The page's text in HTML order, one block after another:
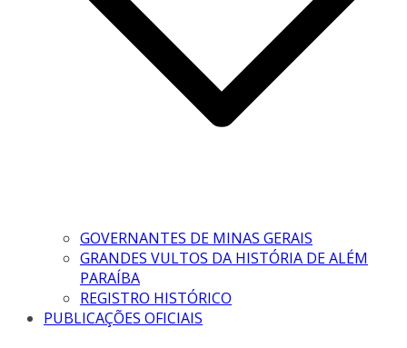
GOVERNANTES DE MINAS GERAIS
GRANDES VULTOS DA HISTÓRIA DE ALÉM
PARAÍBA
REGISTRO HISTÓRICO
PUBLICAÇÕES OFICIAIS